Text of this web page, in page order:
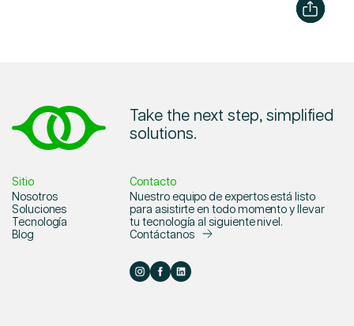
Take the next step, simplified
solutions.
Sitio
Nosotros
Soluciones
Tecnología
Blog
Contacto
Nuestro equipo de expertos está listo
para asistirte en todo momento y llevar
tu tecnología al siguiente nivel.
Contáctanos